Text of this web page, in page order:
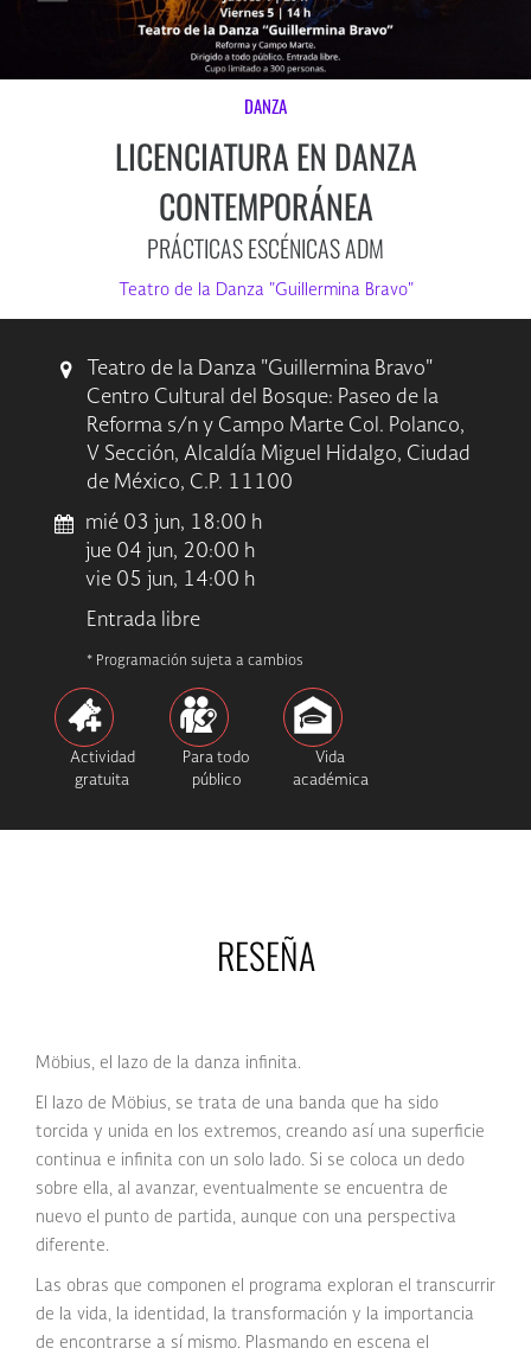
DANZA
LICENCIATURA EN DANZA
CONTEMPORÁNEA
PRÁCTICAS ESCÉNICAS ADM
Teatro de la Danza "Guillermina Bravo"
Teatro de la Danza "Guillermina Bravo"
Centro Cultural del Bosque: Paseo de la
Reforma s/n y Campo Marte Col. Polanco,
V Sección, Alcaldía Miguel Hidalgo, Ciudad
de México, C.P. 11100
mié 03 jun, 18:00 h
jue 04 jun, 20:00 h
vie 05 jun, 14:00 h
Entrada libre
* Programación sujeta a cambios
Actividad
gratuita
Para todo
público
Vida
académica
RESEÑA
Möbius, el lazo de la danza infinita.
El lazo de Möbius, se trata de una banda que ha sido
torcida y unida en los extremos, creando así una superficie
continua e infinita con un solo lado. Si se coloca un dedo
sobre ella, al avanzar, eventualmente se encuentra de
nuevo el punto de partida, aunque con una perspectiva
diferente.
Las obras que componen el programa exploran el transcurrir
de la vida, la identidad, la transformación y la importancia
de encontrarse a sí mismo. Plasmando en escena el